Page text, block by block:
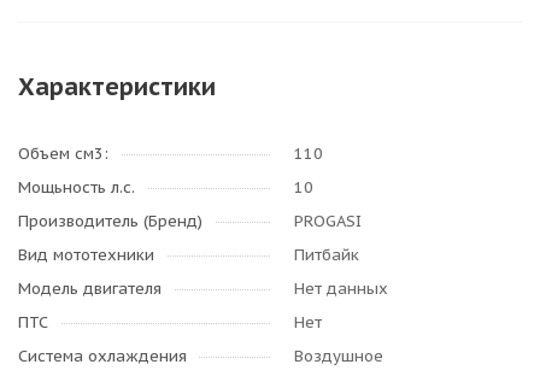
Характеристики
Объем см3:
110
Мощьность л.с.
10
Производитель (Бренд)
PROGASI
Вид мототехники
Питбайк
Модель двигателя
Нет данных
ПТС
Нет
Система охлаждения
Воздушное